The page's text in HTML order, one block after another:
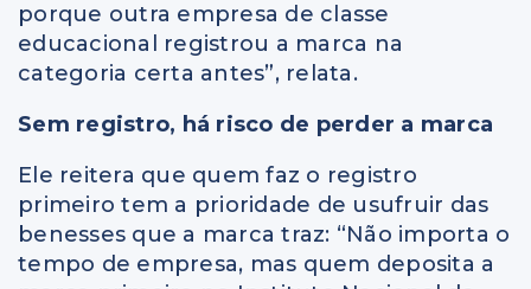
porque outra empresa de classe
educacional registrou a marca na
categoria certa antes”, relata.
Sem registro, há risco de perder a marca
Ele reitera que quem faz o registro
primeiro tem a prioridade de usufruir das
benesses que a marca traz: “Não importa o
tempo de empresa, mas quem deposita a